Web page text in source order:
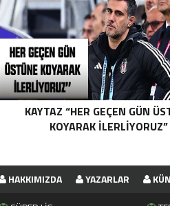
KAYTAZ “HER GEÇEN GÜN
KOYARAK İLERLİYORUZ”
HAKKIMIZDA YAZARLAR